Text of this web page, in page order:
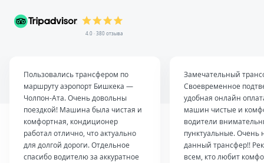
4.0 · 380 отзыва
Пользовались трансфером по
маршруту аэропорт Бишкека —
Чолпон-Ата. Очень довольны
поездкой! Машина была чистая и
комфортная, кондиционер
работал отлично, что актуально
для долгой дороги. Отдельное
спасибо водителю за аккуратное
Замечательный
Своевременное
удобная онлайн
машин чистые и
водители
пунктуальные. Очень
данный трансфер!!
всем, кто любит